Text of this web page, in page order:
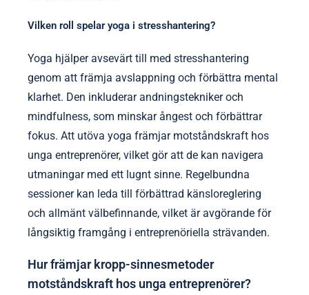
Vilken roll spelar yoga i stresshantering?
Yoga hjälper avsevärt till med stresshantering
genom att främja avslappning och förbättra mental
klarhet. Den inkluderar andningstekniker och
mindfulness, som minskar ångest och förbättrar
fokus. Att utöva yoga främjar motståndskraft hos
unga entreprenörer, vilket gör att de kan navigera
utmaningar med ett lugnt sinne. Regelbundna
sessioner kan leda till förbättrad känsloreglering
och allmänt välbefinnande, vilket är avgörande för
långsiktig framgång i entreprenöriella strävanden.
Hur främjar kropp-sinnesmetoder
motståndskraft hos unga entreprenörer?